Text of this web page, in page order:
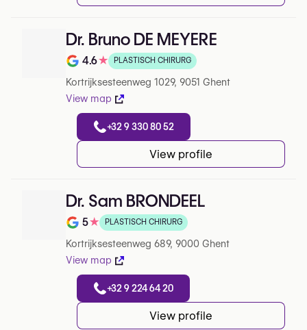
Dr. Bruno DE MEYERE
Note de 4.6 sur 5 sur Google
4.6★ PLASTISCH CHIRURG
Kortrijksesteenweg 1029, 9051 Ghent
View map
+32 9 330 80 52
View profile
Dr. Sam BRONDEEL
Note de 5 sur 5 sur Google
5★ PLASTISCH CHIRURG
Kortrijksesteenweg 689, 9000 Ghent
View map
+32 9 224 64 20
View profile